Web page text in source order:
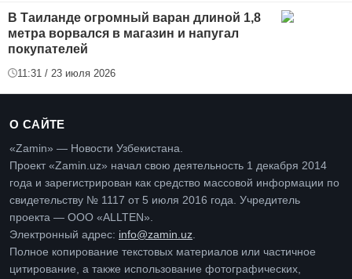
В Таиланде огромный варан длиной 1,8
метра ворвался в магазин и напугал
покупателей
11:31 / 23 июля 2026
О САЙТЕ
«Zamin» — Новости Узбекистана.
Проект «Zamin.uz» начал свою деятельность 1 декабря 2014
года и зарегистрирован как средство массовой информации по
свидетельству № 1117 от 5 июля 2016 года. Учредитель
проекта — ООО «ALLTEN».
Электронный адрес: info@zamin.uz
Полное копирование текстовых материалов или частичное
цитирование, а также использование фотографических,